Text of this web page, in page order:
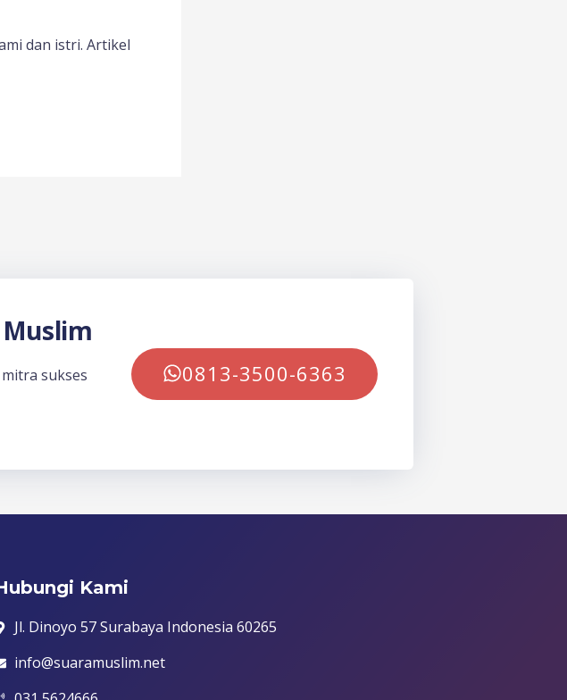
dan istri. Artikel
sukses
0813-3500-6363
Kami
Jl. Dinoyo 57 Surabaya Indonesia 60265
info@suaramuslim.net